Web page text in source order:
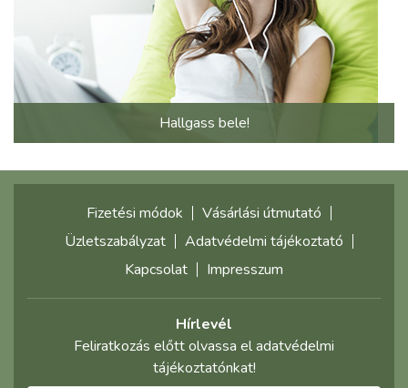
Hallgass bele!
Fizetési módok
Vásárlási útmutató
Üzletszabályzat
Adatvédelmi tájékoztató
Kapcsolat
Impresszum
Hírlevél
Feliratkozás előtt olvassa el adatvédelmi
tájékoztatónkat!